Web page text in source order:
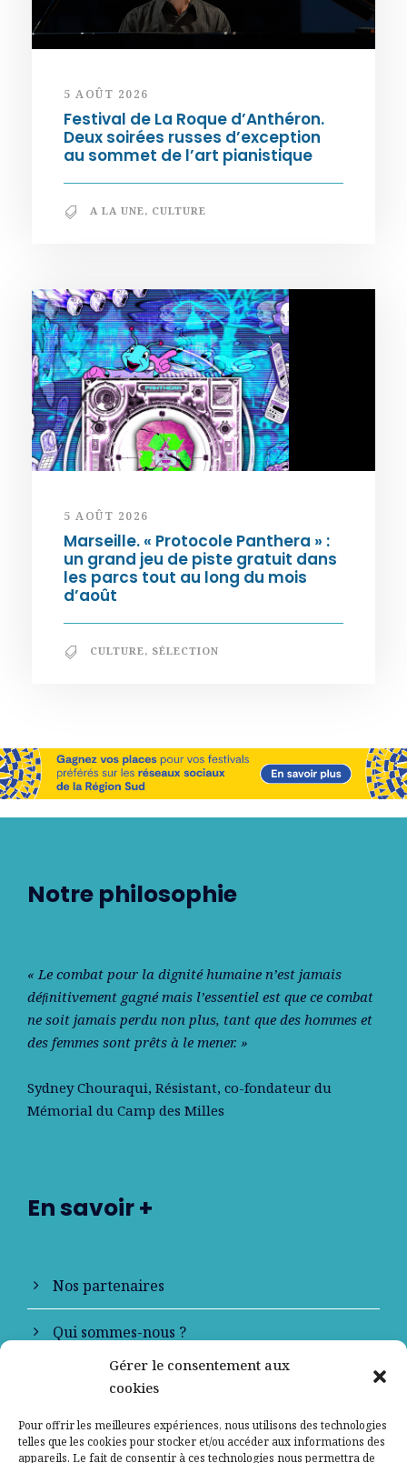
Gérer le consentement aux
cookies
Pour offrir les meilleures expériences, nous utilisons des technologies
telles que les cookies pour stocker et/ou accéder aux informations des
appareils. Le fait de consentir à ces technologies nous permettra de
5 AOÛT 2026
Festival de La Roque d’Anthéron.
Deux soirées russes d’exception
au sommet de l’art pianistique
A LA UNE, CULTURE
5 AOÛT 2026
Marseille. « Protocole Panthera » :
un grand jeu de piste gratuit dans
les parcs tout au long du mois
d’août
CULTURE, SÉLECTION
Notre philosophie
« Le combat pour la dignité humaine n’est jamais
déﬁnitivement gagné mais l’essentiel est que ce combat
ne soit jamais perdu non plus, tant que des hommes et
des femmes sont prêts à le mener. »
Sydney Chouraqui, Résistant, co-fondateur du
Mémorial du Camp des Milles
En savoir +
Nos partenaires
Qui sommes-nous ?
Contactez-nous
Mentions légales